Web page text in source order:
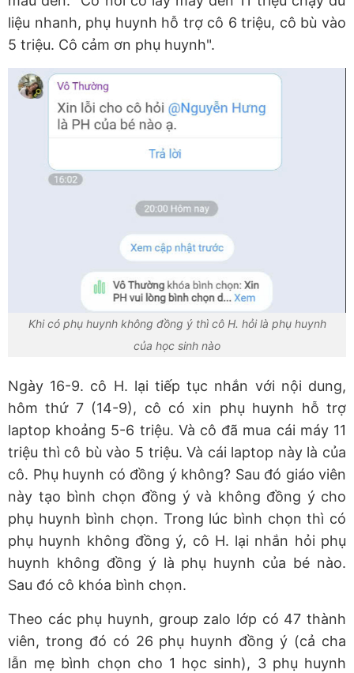
liệu nhanh, phụ huynh hỗ trợ cô 6 triệu, cô bù vào
5 triệu. Cô cảm ơn phụ huynh".
Khi có phụ huynh không đồng ý thì cô H. hỏi là phụ huynh
của học sinh nào
Ngày 16-9. cô H. lại tiếp tục nhắn với nội dung,
hôm thứ 7 (14-9), cô có xin phụ huynh hỗ trợ
laptop khoảng 5-6 triệu. Và cô đã mua cái máy 11
triệu thì cô bù vào 5 triệu. Và cái laptop này là của
cô. Phụ huynh có đồng ý không? Sau đó giáo viên
này tạo bình chọn đồng ý và không đồng ý cho
phụ huynh bình chọn. Trong lúc bình chọn thì có
phụ huynh không đồng ý, cô H. lại nhắn hỏi phụ
huynh không đồng ý là phụ huynh của bé nào.
Sau đó cô khóa bình chọn.
Theo các phụ huynh, group zalo lớp có 47 thành
viên, trong đó có 26 phụ huynh đồng ý (cả cha
lẫn mẹ bình chọn cho 1 học sinh), 3 phụ huynh